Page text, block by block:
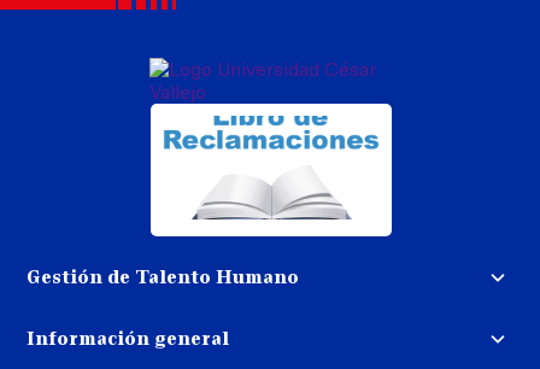
Gestión de Talento Humano
Trabaja con nosotros
Información general